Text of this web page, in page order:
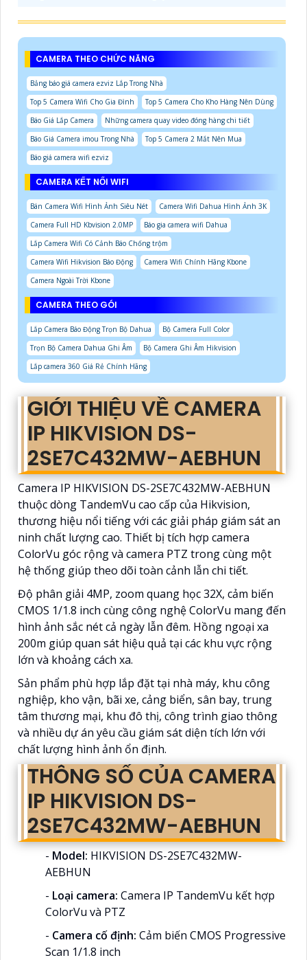
CAMERA THEO CHỨC NĂNG
Bảng báo giá camera ezviz Lắp Trong Nhà
Top 5 Camera Wifi Cho Gia Đình
Top 5 Camera Cho Kho Hàng Nên Dùng
Báo Giá Lắp Camera
Những camera quay video đóng hàng chi tiết
Báo Giá Camera imou Trong Nhà
Top 5 Camera 2 Mắt Nên Mua
Báo giá camera wifi ezviz
CAMERA KẾT NỐI WIFI
Bán Camera Wifi Hình Ảnh Siêu Nét
Camera Wifi Dahua Hình Ảnh 3K
Camera Full HD Kbvision 2.0MP
Báo gia camera wifi Dahua
Lắp Camera Wifi Có Cảnh Báo Chống trộm
Camera Wifi Hikvision Báo Động
Camera Wifi Chính Hãng Kbone
Camera Ngoài Trời Kbone
CAMERA THEO GÓI
Lắp Camera Báo Động Trọn Bộ Dahua
Bộ Camera Full Color
Trọn Bộ Camera Dahua Ghi Âm
Bộ Camera Ghi Âm Hikvision
Lắp camera 360 Giá Rẻ Chính Hãng
GIỚI THIỆU VỀ CAMERA
IP HIKVISION DS-
2SE7C432MW-AEBHUN
Camera IP HIKVISION DS-2SE7C432MW-AEBHUN
thuộc dòng TandemVu cao cấp của Hikvision,
thương hiệu nổi tiếng với các giải pháp giám sát an
ninh chất lượng cao. Thiết bị tích hợp camera
ColorVu góc rộng và camera PTZ trong cùng một
hệ thống giúp theo dõi toàn cảnh lẫn chi tiết.
Độ phân giải 4MP, zoom quang học 32X, cảm biến
CMOS 1/1.8 inch cùng công nghệ ColorVu mang đến
hình ảnh sắc nét cả ngày lẫn đêm. Hồng ngoại xa
200m giúp quan sát hiệu quả tại các khu vực rộng
lớn và khoảng cách xa.
Sản phẩm phù hợp lắp đặt tại nhà máy, khu công
nghiệp, kho vận, bãi xe, cảng biển, sân bay, trung
tâm thương mại, khu đô thị, công trình giao thông
và nhiều dự án yêu cầu giám sát diện tích lớn với
chất lượng hình ảnh ổn định.
THÔNG SỐ CỦA CAMERA
IP HIKVISION DS-
2SE7C432MW-AEBHUN
- Model: HIKVISION DS-2SE7C432MW-
AEBHUN
- Loại camera: Camera IP TandemVu kết hợp
ColorVu và PTZ
- Camera cố định: Cảm biến CMOS Progressive
Scan 1/1.8 inch